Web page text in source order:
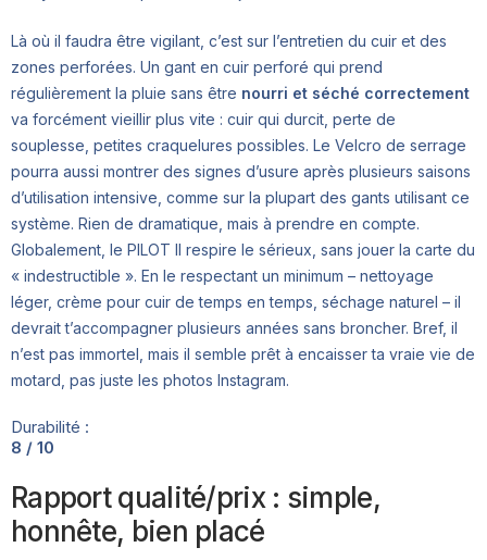
Là où il faudra être vigilant, c’est sur l’entretien du cuir et des
zones perforées. Un gant en cuir perforé qui prend
régulièrement la pluie sans être nourri et séché correctement
va forcément vieillir plus vite : cuir qui durcit, perte de
souplesse, petites craquelures possibles. Le Velcro de serrage
pourra aussi montrer des signes d’usure après plusieurs saisons
d’utilisation intensive, comme sur la plupart des gants utilisant ce
système. Rien de dramatique, mais à prendre en compte.
Globalement, le PILOT II respire le sérieux, sans jouer la carte du
« indestructible ». En le respectant un minimum – nettoyage
léger, crème pour cuir de temps en temps, séchage naturel – il
devrait t’accompagner plusieurs années sans broncher. Bref, il
n’est pas immortel, mais il semble prêt à encaisser ta vraie vie de
motard, pas juste les photos Instagram.
Durabilité :
8 / 10
Rapport qualité/prix : simple,
honnête, bien placé